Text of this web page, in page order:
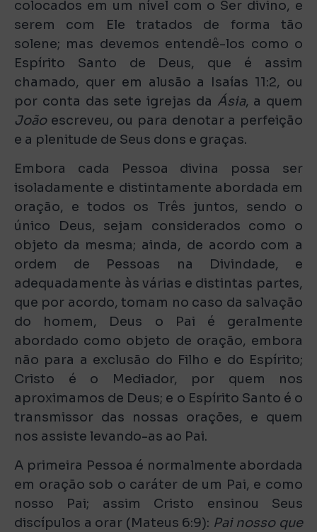
colocados em um nível com o Ser divino, e
serem com Ele tratados de forma tão
solene; mas devemos entendê-los como o
Espírito Santo de Deus, que é assim
chamado, quer em alusão a Isaías 11:2, ou
por conta das sete igrejas da Ásia, a quem
Joãoescreveu, ou para denotar a perfeição
e a plenitude de Seus dons e graças.
Embora cada Pessoa divina possa ser
isoladamente e distintamente abordada em
oração, e todos os Três juntos, sendo o
único Deus, sejam considerados como o
objeto da mesma; ainda, de acordo com a
ordem de Pessoas na Divindade, e
adequadamente às várias e distintas partes,
que por acordo, tomam no caso da salvação
do homem, Deus o Pai é geralmente
abordado como objeto de oração, embora
não para a exclusão do Filho e do Espírito;
Cristo é o Mediador, por quem nos
aproximamos de Deus; e o Espírito Santo é o
transmissor das nossas orações, e quem
nos assiste levando-as ao Pai.
A primeira Pessoa é normalmente abordada
em oração sob o caráter de um Pai, e como
nosso Pai; assim Cristo ensinou Seus
discípulos a orar (Mateus 6:9): Pai nosso que